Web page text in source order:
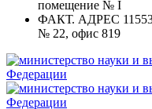
помещение № I
ФАКТ. АДРЕС
№ 22, офис 819